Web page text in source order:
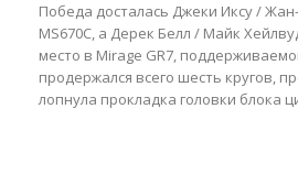
Победа досталась Джеки Иксу /
MS670C, а Дерек Белл / Майк
место в Mirage GR7,
продержался всего шесть кругов,
лопнула прокладка головки блока